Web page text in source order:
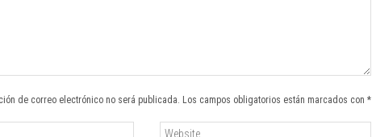
de correo electrónico no será publicada. Los campos obligatorios están marcados con *